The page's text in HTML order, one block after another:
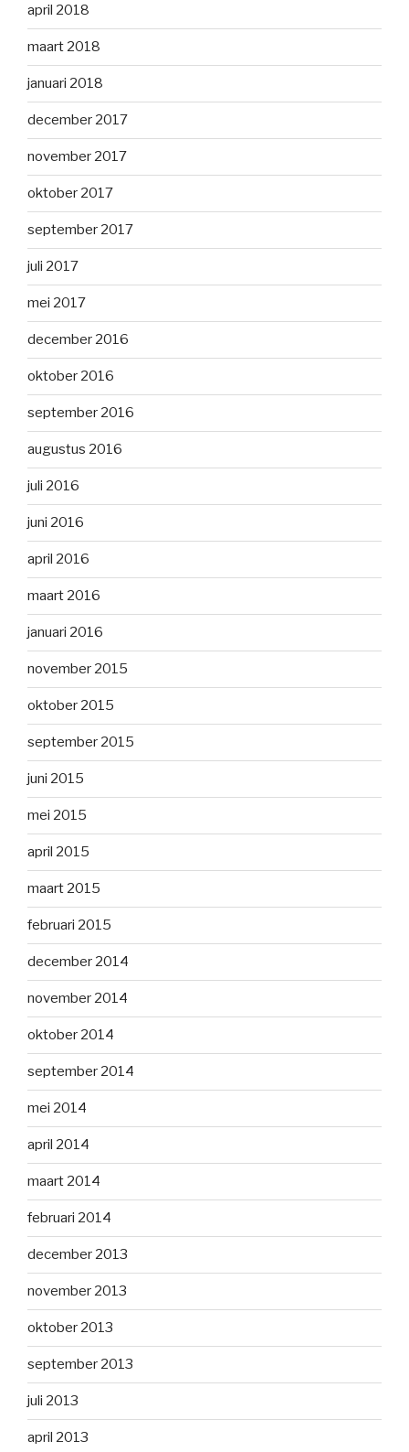
april 2018
maart 2018
januari 2018
december 2017
november 2017
oktober 2017
september 2017
juli 2017
mei 2017
december 2016
oktober 2016
september 2016
augustus 2016
juli 2016
juni 2016
april 2016
maart 2016
januari 2016
november 2015
oktober 2015
september 2015
juni 2015
mei 2015
april 2015
maart 2015
februari 2015
december 2014
november 2014
oktober 2014
september 2014
mei 2014
april 2014
maart 2014
februari 2014
december 2013
november 2013
oktober 2013
september 2013
juli 2013
april 2013